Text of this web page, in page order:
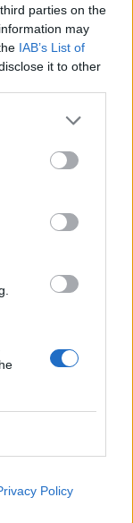
parties on the
may
IAB’s List of
it to other
Policy
nekoliko višja
z akvareli
na primere
bankomatih